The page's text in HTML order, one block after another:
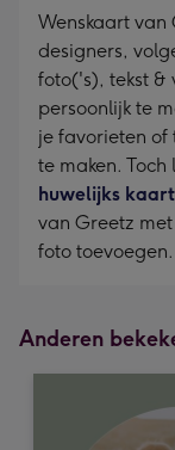
Wenskaart
designers,
foto('s), tekst &
persoonlijk te
je favorieten of
te maken.
huwelijks
van Greetz met
foto toevoegen.
Anderen